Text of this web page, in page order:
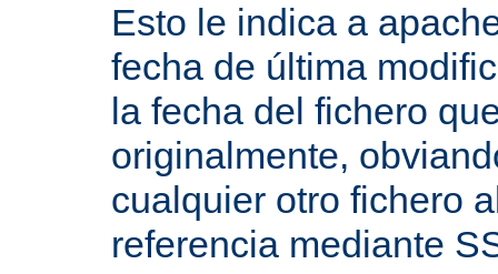
Esto le indica a
fecha de última
la fecha del fichero
originalmente,
cualquier otro fichero
referencia mediante